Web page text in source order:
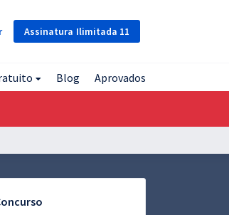
Assinatura Ilimitada 11
Blog Aprovados